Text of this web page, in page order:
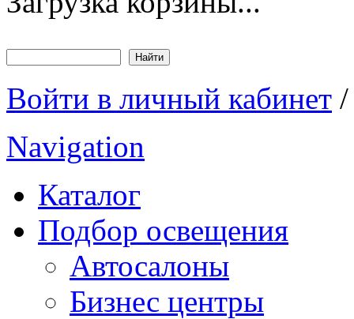
Форма поиска
Войти в личный кабинет
Navigation
Каталог
Подбор освещения
Автосалоны
Бизнес центры